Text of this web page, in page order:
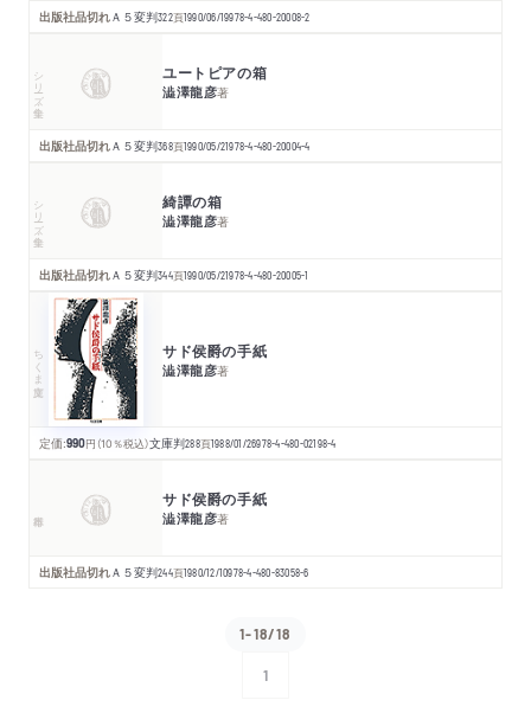
出版社品切れＡ５変判322頁1990/06/19978-4-480-20008-2
シリーズ・全集 ユートピアの箱
澁澤龍彦著
出版社品切れＡ５変判368頁1990/05/21978-4-480-20004-4
シリーズ・全集 綺譚の箱
澁澤龍彦著
出版社品切れＡ５変判344頁1990/05/21978-4-480-20005-1
ちくま文庫 サド侯爵の手紙
澁澤龍彦著
定価:990円 （10％税込）文庫判288頁1988/01/26978-4-480-02198-4
サド侯爵の手紙
澁澤龍彦著
出版社品切れＡ５変判244頁1980/12/10978-4-480-83058-6
1-18/18
1